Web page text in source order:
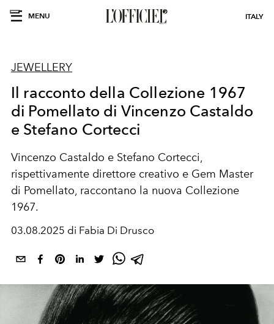
MENU ITALY
JEWELLERY
Il racconto della Collezione 1967
di Pomellato di Vincenzo Castaldo
e Stefano Cortecci
Vincenzo Castaldo e Stefano Cortecci,
rispettivamente direttore creativo e Gem Master
di Pomellato, raccontano la nuova Collezione
1967.
03.08.2025 di Fabia Di Drusco